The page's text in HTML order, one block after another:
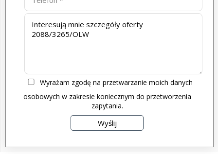
Wyrażam zgodę na przetwarzanie moich danych
osobowych w zakresie koniecznym do przetworzenia
zapytania.